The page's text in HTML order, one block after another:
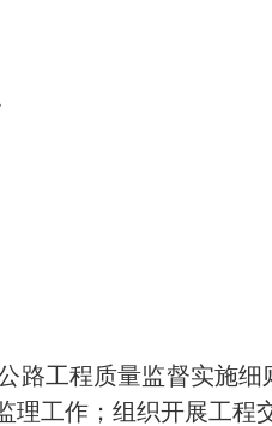
路工程质量监督实施
工作；组织开展工程